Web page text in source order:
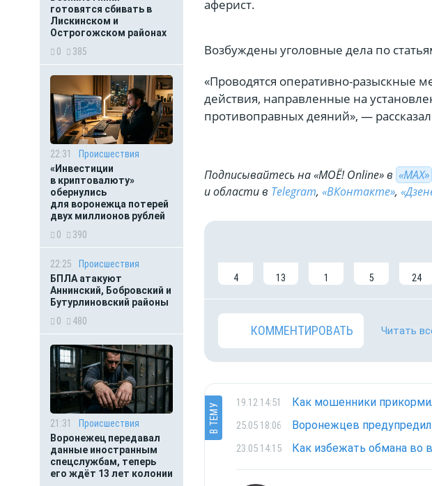
готовятся сбивать в
Лискинском и
Острогожском районах
0
385
22:31
Происшествия
«Инвестиции
в криптовалюту»
обернулись
для воронежца потерей
двух миллионов рублей
0
390
22:25
Происшествия
БПЛА атакуют
Аннинский, Бобровский и
Бутурлиновский районы
0
480
21:31
Происшествия
Воронежец передавал
данные иностранным
спецслужбам, теперь
его ждёт 13 лет колонии
аферист.
Возбуждены уголовные дела по
«Проводятся оперативно-разыскные
действия, направленные на
противоправных деяний», —
Подписывайтесь на «МОЁ! Online» в «МАХ»
и области в Telegram, «ВКонтакте»,
4 13 1 5 24
КОММЕНТИРОВАТЬ Читать
В ТЕМУ 19.12 14:51
25.05 18:06 Воронежцев
23.05 14:15 Как избежать обмана во